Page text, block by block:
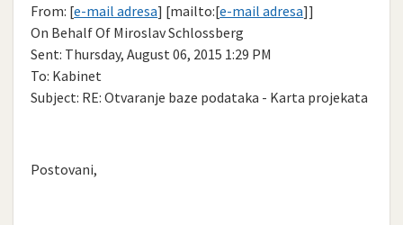
From: [e-mail adresa] [mailto:[e-mail adresa]]
On Behalf Of Miroslav Schlossberg
Sent: Thursday, August 06, 2015 1:29 PM
To: Kabinet
Subject: RE: Otvaranje baze podataka - Karta projekata
Postovani,